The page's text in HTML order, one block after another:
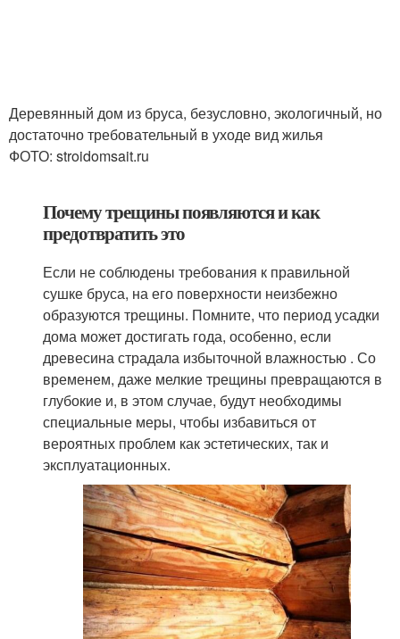
Деревянный дом из бруса, безусловно, экологичный, но
достаточно требовательный в уходе вид жилья
ФОТО: stroidomsait.ru
Почему трещины появляются и как
предотвратить это
Если не соблюдены требования к правильной
сушке бруса, на его поверхности неизбежно
образуются трещины. Помните, что период усадки
дома может достигать года, особенно, если
древесина страдала избыточной влажностью . Со
временем, даже мелкие трещины превращаются в
глубокие и, в этом случае, будут необходимы
специальные меры, чтобы избавиться от
вероятных проблем как эстетических, так и
эксплуатационных.